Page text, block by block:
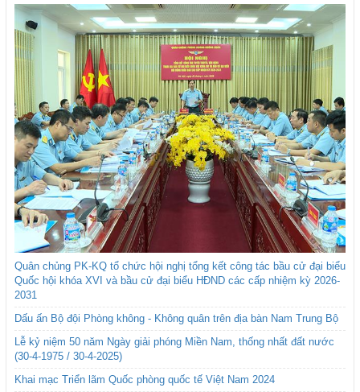
Quân chủng PK-KQ tổ chức hội nghị tổng kết công tác bầu cử đại biểu
Quốc hội khóa XVI và bầu cử đại biểu HĐND các cấp nhiệm kỳ 2026-
2031
Dấu ấn Bộ đội Phòng không - Không quân trên địa bàn Nam Trung Bộ
Lễ kỷ niệm 50 năm Ngày giải phóng Miền Nam, thống nhất đất nước
(30-4-1975 / 30-4-2025)
Khai mạc Triển lãm Quốc phòng quốc tế Việt Nam 2024